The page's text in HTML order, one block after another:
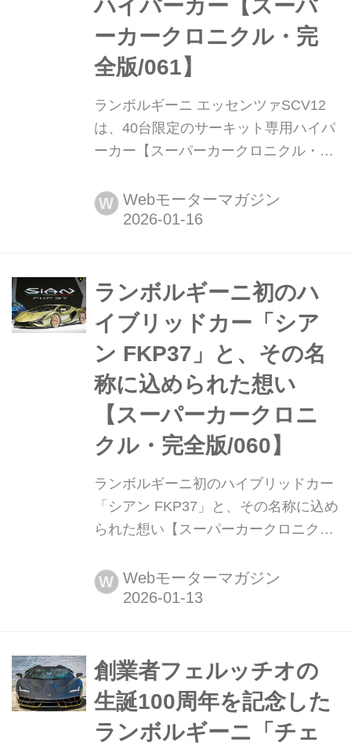
ハイパーカー【スーパ
ーカークロニクル・完
全版/061】
ランボルギーニ エッセンツァSCV12
は、40台限定のサーキット専用ハイパ
ーカー【スーパーカークロニクル・完
と至ったスーパーカーたち。1970年代
の懐かしいモデルから現代のハイパー
エッセンツァSCV12だ。
W Webモーターマガジン
ランボルギーニ初のハ
イブリッドカー「シア
ン FKP37」と、その名
称に込められた想い
【スーパーカークロニ
クル・完全版/060】
ランボルギーニ初のハイブリッドカー
「シアン FKP37」と、その名称に込め
られた想い【スーパーカークロニク
革新へと至ったスーパーカーたち。
1970年代の懐かしいモデルから現代の
ボルギーニ シアンFKP37だ。
W Webモーターマガジン
創業者フェルッチオの
生誕100周年を記念した
ランボルギーニ「チェ